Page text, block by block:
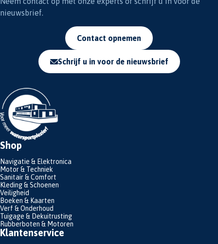
nieuwsbrief.
Contact opnemen
Schrijf u in voor de nieuwsbrief
Shop
Navigatie & Elektronica
Motor & Techniek
Sanitair & Comfort
Kleding & Schoenen
Veiligheid
Boeken & Kaarten
Verf & Onderhoud
Tuigage & Dekuitrusting
Rubberboten & Motoren
Klantenservice